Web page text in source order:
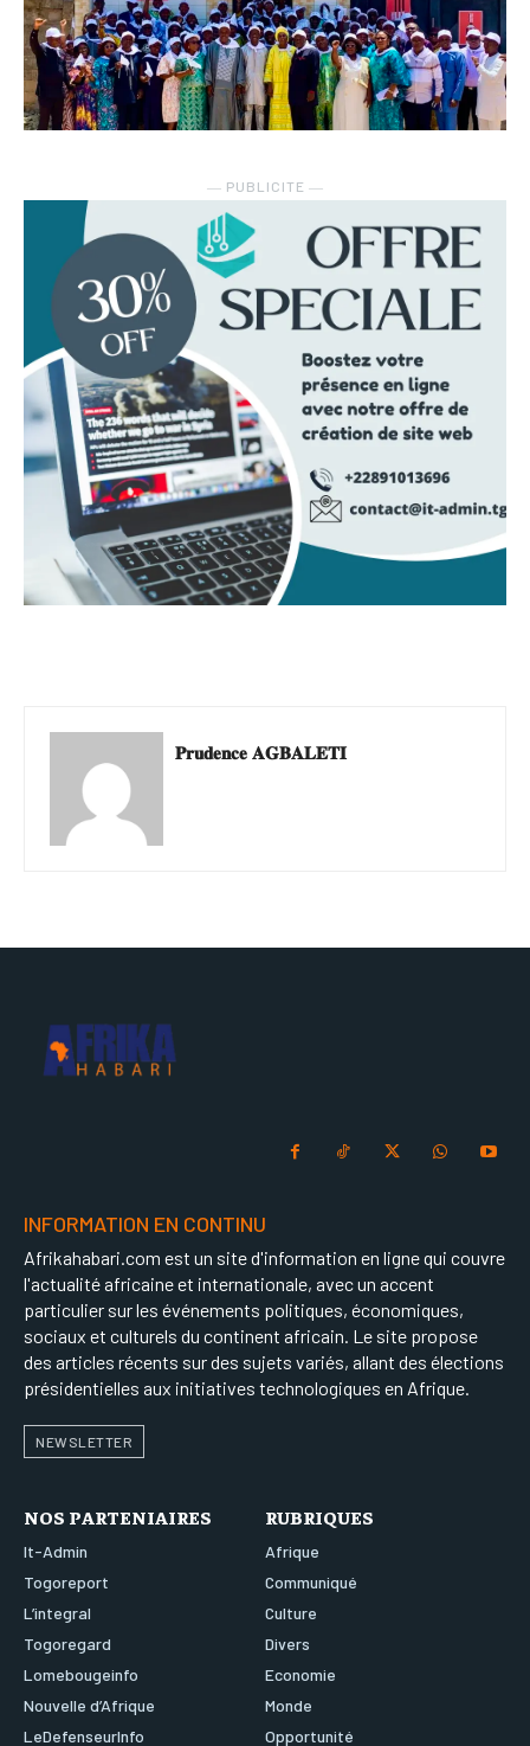
― PUBLICITE ―
𝐏𝐫𝐮𝐝𝐞𝐧𝐜𝐞 𝐀𝐆𝐁𝐀𝐋𝐄𝐓𝐈
INFORMATION EN CONTINU
Afrikahabari.com est un site d'information en ligne qui couvre
l'actualité africaine et internationale, avec un accent
particulier sur les événements politiques, économiques,
sociaux et culturels du continent africain. Le site propose
des articles récents sur des sujets variés, allant des élections
présidentielles aux initiatives technologiques en Afrique.
NEWSLETTER
NOS PARTENIAIRES
It-Admin
Togoreport
L’integral
Togoregard
Lomebougeinfo
Nouvelle d’Afrique
LeDefenseurInfo
RUBRIQUES
Afrique
Communiqué
Culture
Divers
Economie
Monde
Opportunité